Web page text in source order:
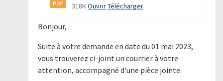
318KOuvrirTélécharger
Bonjour,
Suite à votre demande en date du 01 mai 2023,
vous trouverez ci-joint un courrier à votre
attention, accompagné d'une pièce jointe.